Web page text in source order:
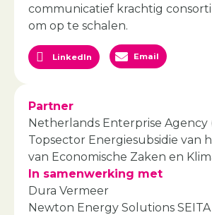
communicatief krachtig
om op te schalen.
LinkedIn Email
Partner
Netherlands Enterprise Agency
Topsector Energiesubsidie van
van Economische Zaken en
In samenwerking met
Dura Vermeer
Newton Energy Solutions